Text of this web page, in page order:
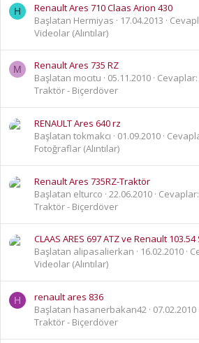
H
Renault Ares 710 Claas Arion 430
Başlatan Hermiyas
17.04.2013
Videolar (Alıntılar)
M
Renault Ares 735 RZ
Başlatan mocıtu
05.11.2010 Cevaplar:
Traktör - Biçerdöver
RENAULT Ares 640 rz
Başlatan tokmakcı
01.09.2010
Fotoğraflar (Alıntılar)
Renault Ares 735RZ-Traktör
Başlatan elturco 22.06.2010
Traktör - Biçerdöver
CLAAS ARES 697 ATZ ve Renault 103.54
Başlatan alipasalierkan
16.02.2010
Videolar (Alıntılar)
H
renault ares 836
Başlatan hasanerbakan42 07.02.2010
Traktör - Biçerdöver